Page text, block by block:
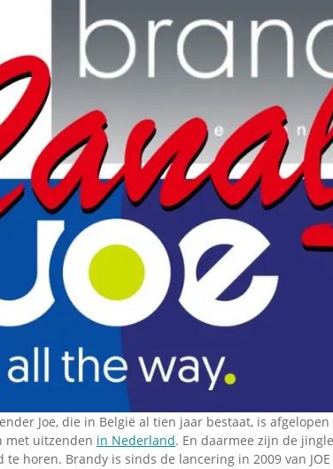
Ferry Maat 65
Ferry Maat interview
Jingle Awards
Omroepbanden
Stoomfluit Klaas
Vaak
Uitvinding
jinglecassette
Top
pictures
Dik
foto’s
Joe, die in België al tien jaar bestaat, is
met uitzenden in Nederland. En daarmee zijn de
te horen. Brandy is sinds de lancering in 2009 van